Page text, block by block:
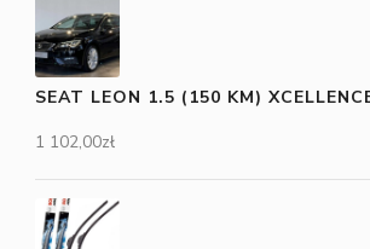
SEAT LEON 1.5 (150 KM)
1 102,00zł